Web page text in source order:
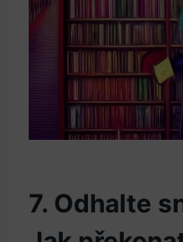
7. Odhalte